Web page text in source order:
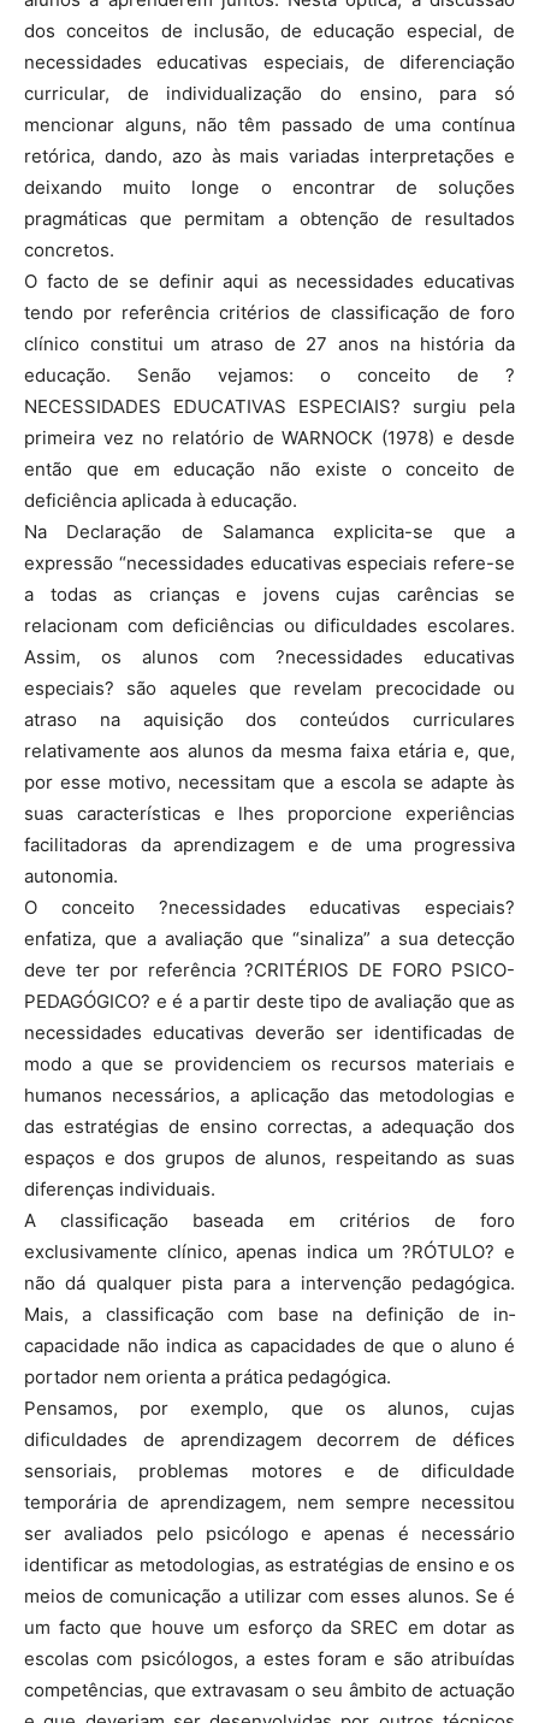
dos conceitos de inclusão, de educação especial, de
necessidades educativas especiais, de diferenciação
curricular, de individualização do ensino, para só
mencionar alguns, não têm passado de uma contínua
retórica, dando, azo às mais variadas interpretações e
deixando muito longe o encontrar de soluções
pragmáticas que permitam a obtenção de resultados
concretos.
O facto de se definir aqui as necessidades educativas
ten­do por referência critérios de classificação de foro
clínico constitui um atraso de 27 anos na história da
educação. Senão vejamos: o conceito de ?
NECESSIDADES EDUCATIVAS ESPECIAIS? surgiu pela
primeira vez no relatório de WARNOCK (1978) e desde
então que em educação não existe o conceito de
deficiência aplicada à educação.
Na Declaração de Salamanca explicita-se que a
expressão “necessidades educativas especiais refere-se
a todas as crianças e jovens cujas carências se
relacionam com deficiências ou dificuldades escolares.
Assim, os alunos com ?necessidades educativas
especiais? são aqueles que revelam precocidade ou
atraso na aquisição dos conteúdos curriculares
relativamente aos alunos da mesma faixa etária e, que,
por esse motivo, necessitam que a escola se adapte às
suas características e lhes proporcione experiências
facilitadoras da aprendiza­gem e de uma progressiva
autonomia.
O conceito ?necessidades educa­tivas especiais?
enfatiza, que a avaliação que “sinaliza” a sua detecção
deve ter por referência ?CRITÉRIOS DE FORO PSICO-
PEDAGÓGICO? e é a partir deste tipo de avaliação que as
necessidades educativas deverão ser identificadas de
modo a que se providenciem os recursos materiais e
humanos necessários, a aplicação das metodologias e
das estratégias de ensino correctas, a adequação dos
espaços e dos grupos de alunos, respeitando as suas
diferenças individuais.
A classificação baseada em critérios de foro
exclusivamente clínico, apenas indica um ?RÓTULO? e
não dá qual­quer pista para a intervenção pedagógica.
Mais, a classificação com base na defi­nição de in­
capacidade não indica as capacidades de que o aluno é
portador nem orienta a prática pedagógica.
Pensamos, por exemplo, que os alunos, cujas
dificuldades de aprendizagem decorrem de défices
sensoriais, problemas motores e de dificuldade
temporária de aprendizagem, nem sempre necessitou
ser avaliados pelo psicólogo e apenas é necessário
identificar as metodologias, as estratégias de ensino e os
meios de comunicação a utilizar com esses alunos. Se é
um facto que houve um esforço da SREC em dotar as
escolas com psicólogos, a estes foram e são atribuídas
competências, que extravasam o seu âmbito de actuação